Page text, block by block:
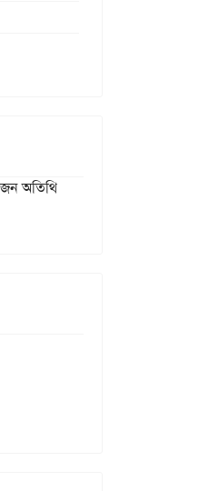
অতিথি